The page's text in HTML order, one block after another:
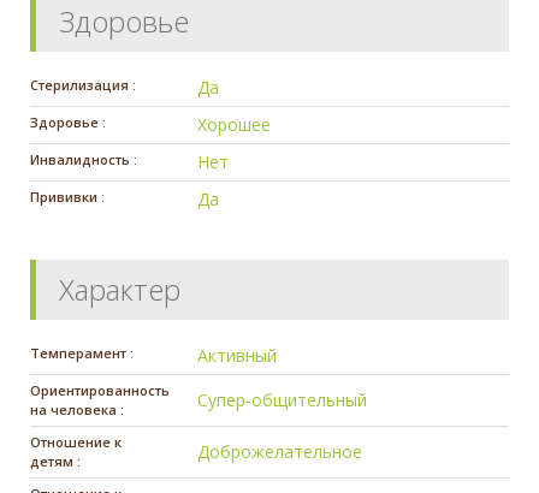
Здоровье
Стерилизация : Да
Здоровье : Хорошее
Инвалидность : Нет
Прививки : Да
Характер
Темперамент : Активный
Ориентированность
на человека :
Супер-общительный
Отношение к
детям :
Доброжелательное